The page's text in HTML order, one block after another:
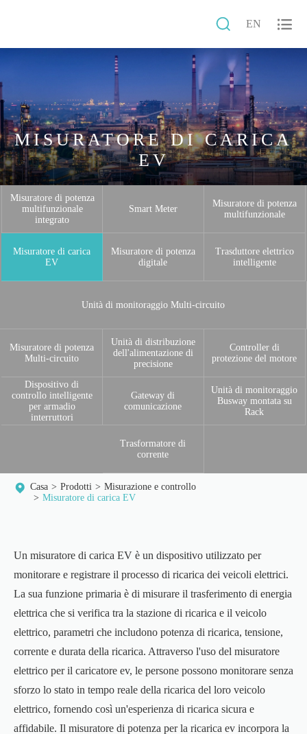
 EN 
MISURATORE DI CARICA
EV
Misuratore di potenza
multifunzionale
integrato
Smart Meter
Misuratore di potenza
multifunzionale
Misuratore di carica
EV
Misuratore di potenza
digitale
Trasduttore elettrico
intelligente
Unità di monitoraggio Multi-circuito
Misuratore di potenza
Multi-circuito
Unità di distribuzione
dell'alimentazione di
precisione
Controller di
protezione del motore
Dispositivo di
controllo intelligente
per armadio
interruttori
Gateway di
comunicazione
Unità di monitoraggio
Busway montata su
Rack
Trasformatore di
corrente
Casa Prodotti
Misurazione e controllo
Misuratore di carica EV
Un misuratore di carica EV è un dispositivo utilizzato per
monitorare e registrare il processo di ricarica dei veicoli elettrici.
La sua funzione primaria è di misurare il trasferimento di energia
elettrica che si verifica tra la stazione di ricarica e il veicolo
elettrico, parametri che includono potenza di ricarica, tensione,
corrente e durata della ricarica. Attraverso l'uso del misuratore
elettrico per il caricatore ev, le persone possono monitorare senza
sforzo lo stato in tempo reale della ricarica del loro veicolo
elettrico, fornendo così un'esperienza di ricarica sicura e
affidabile. Il misuratore di potenza per la ricarica ev incorpora la